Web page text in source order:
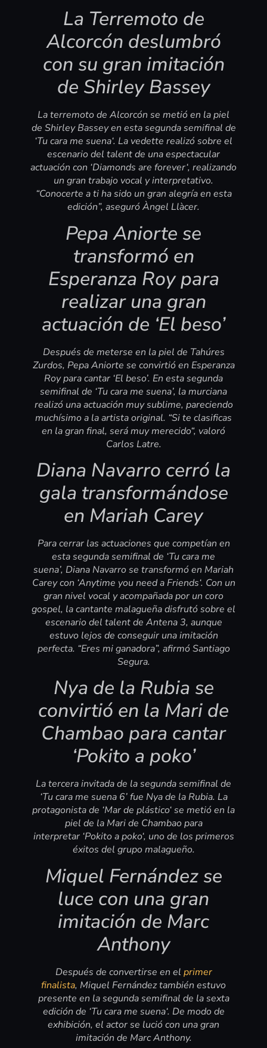
La Terremoto de
Alcorcón deslumbró
con su gran imitación
de Shirley Bassey
La terremoto de Alcorcón se metió en la piel
de Shirley Bassey en esta segunda semifinal de
‘Tu cara me suena‘. La vedette realizó sobre el
escenario del talent de una espectacular
actuación con ‘Diamonds are forever‘, realizando
un gran trabajo vocal y interpretativo.
“Conocerte a ti ha sido un gran alegría en esta
edición”, aseguró Àngel Llàcer.
Pepa Aniorte se
transformó en
Esperanza Roy para
realizar una gran
actuación de ‘El beso’
Después de meterse en la piel de Tahúres
Zurdos, Pepa Aniorte se convirtió en Esperanza
Roy para cantar ‘El beso’. En esta segunda
semifinal de ‘Tu cara me suena’, la murciana
realizó una actuación muy sublime, pareciendo
muchísimo a la artista original. “Si te clasificas
en la gran final, será muy merecido“, valoró
Carlos Latre.
Diana Navarro cerró la
gala transformándose
en Mariah Carey
Para cerrar las actuaciones que competían en
esta segunda semifinal de ‘Tu cara me
suena’, Diana Navarro se transformó en Mariah
Carey con ‘Anytime you need a Friends‘. Con un
gran nivel vocal y acompañada por un coro
gospel, la cantante malagueña disfrutó sobre el
escenario del talent de Antena 3, aunque
estuvo lejos de conseguir una imitación
perfecta. “Eres mi ganadora”, afirmó Santiago
Segura.
Nya de la Rubia se
convirtió en la Mari de
Chambao para cantar
‘Pokito a poko’
La tercera invitada de la segunda semifinal de
‘Tu cara me suena 6’ fue Nya de la Rubia. La
protagonista de ‘Mar de plástico‘ se metió en la
piel de la Mari de Chambao para
interpretar ‘Pokito a poko‘, uno de los primeros
éxitos del grupo malagueño.
Miquel Fernández se
luce con una gran
imitación de Marc
Anthony
Después de convertirse en el primer
finalista, Miquel Fernández también estuvo
presente en la segunda semifinal de la sexta
edición de ‘Tu cara me suena‘. De modo de
exhibición, el actor se lució con una gran
imitación de Marc Anthony.